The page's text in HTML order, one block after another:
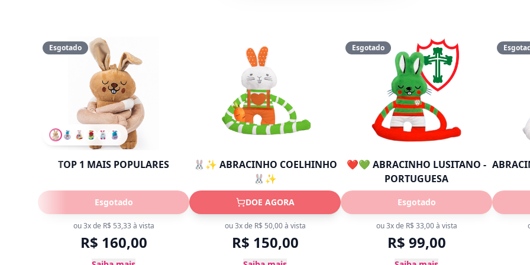
Esgotado
TOP 1 MAIS POPULARES
Esgotado
ou 3x de R$ 53,33 à vista
R$ 160,00
🐰✨ ABRACINHO COELHINHO
🐰✨
DOE AGORA
ou 3x de R$ 50,00à vista
R$ 150,00
Esgotado
❤️💚 ABRACINHO LUSITANO -
PORTUGUESA
Esgotado
ou 3x de R$ 33,00à vista
R$ 99,00